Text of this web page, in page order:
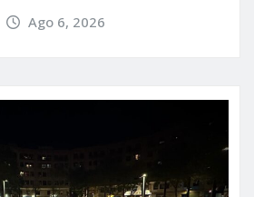
Ago 6, 2026